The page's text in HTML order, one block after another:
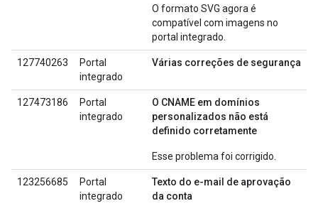
O formato SVG agora é
compatível com imagens no
portal integrado.
127740263
Portal
integrado
Várias correções de segurança
127473186
Portal
integrado
O CNAME em domínios
personalizados não está
definido corretamente
Esse problema foi corrigido.
123256685
Portal
integrado
Texto do e-mail de aprovação
da conta